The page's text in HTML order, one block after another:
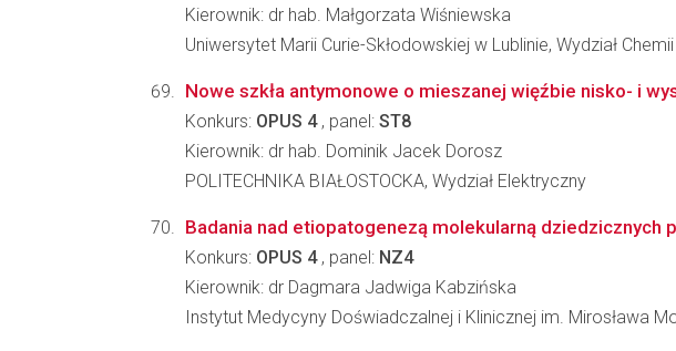
Kierownik: dr hab. Małgorzata Wiśniewska
Uniwersytet Marii Curie-Skłodowskiej w Lublinie, Wydział Chemii
Nowe szkła antymonowe o mieszanej więźbie nisko- i
Konkurs: OPUS 4, panel: ST8
Kierownik: dr hab. Dominik Jacek Dorosz
POLITECHNIKA BIAŁOSTOCKA, Wydział Elektryczny
Badania nad etiopatogenezą molekularną dziedzicznych
Konkurs: OPUS 4, panel: NZ4
Kierownik: dr Dagmara Jadwiga Kabzińska
Instytut Medycyny Doświadczalnej i Klinicznej im. Mirosława